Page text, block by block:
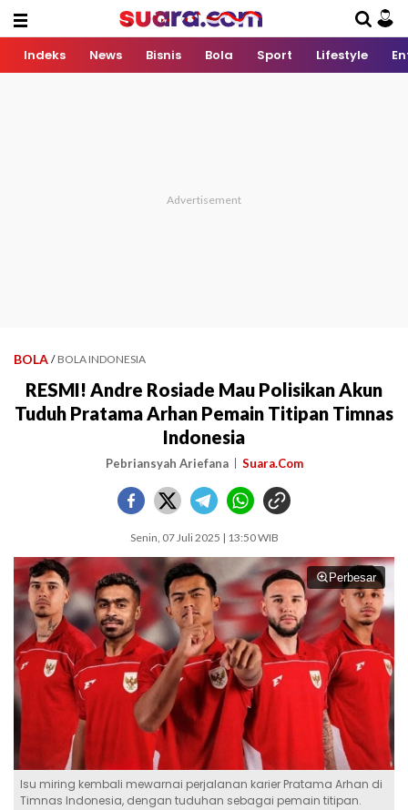
Indeks News Bisnis Bola Sport Lifestyle
BOLA / BOLA INDONESIA
RESMI! Andre Rosiade Mau Polisikan Akun
Tuduh Pratama Arhan Pemain Titipan Timnas
Indonesia
Pebriansyah Ariefana Suara.Com
Senin, 07 Juli 2025 | 13:50 WIB
Perbesar
Isu miring kembali mewarnai perjalanan karier Pratama Arhan di
Timnas Indonesia, dengan tuduhan sebagai pemain titipan.